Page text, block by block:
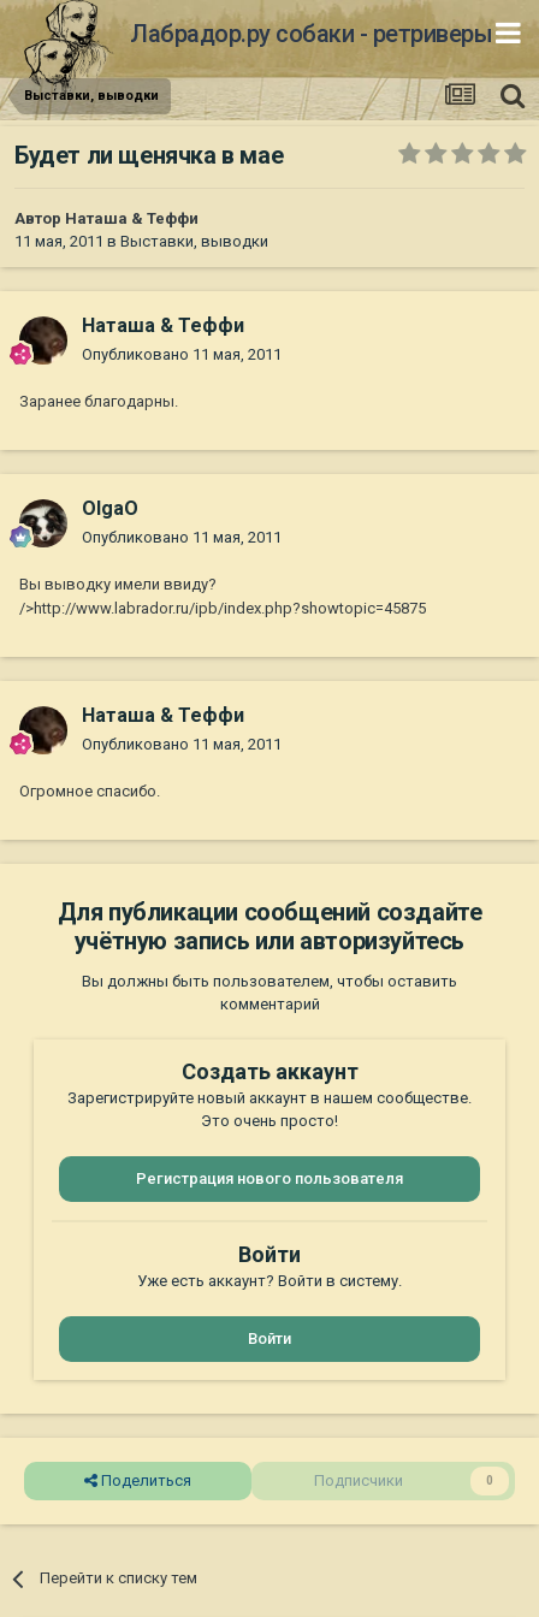
Лабрадор.ру собаки - ретриверы
Выставки, выводки
Будет ли щенячка в мае
Автор Наташа & Теффи
11 мая, 2011 в Выставки, выводки
Наташа & Теффи
Опубликовано 11 мая, 2011
Заранее благодарны.
OlgaO
Опубликовано 11 мая, 2011
Вы выводку имели ввиду?
/>http://www.labrador.ru/ipb/index.php?showtopic=45875
Наташа & Теффи
Опубликовано 11 мая, 2011
Огромное спасибо.
Для публикации сообщений создайте
учётную запись или авторизуйтесь
Вы должны быть пользователем, чтобы оставить
комментарий
Создать аккаунт
Зарегистрируйте новый аккаунт в нашем сообществе.
Это очень просто!
Регистрация нового пользователя
Войти
Уже есть аккаунт? Войти в систему.
Войти
Поделиться Подписчики 0
Перейти к списку тем